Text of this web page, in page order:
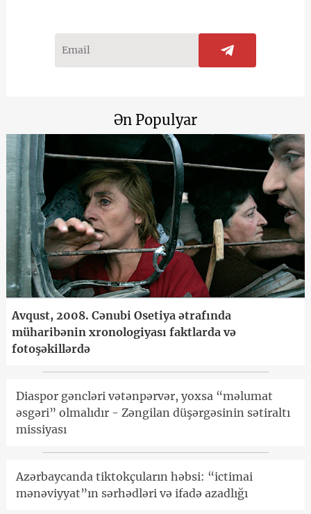
Ən Populyar
Avqust, 2008. Cənubi Osetiya ətrafında
müharibənin xronologiyası faktlarda və
fotoşəkillərdə
Diaspor gəncləri vətənpərvər, yoxsa “məlumat
əsgəri” olmalıdır - Zəngilan düşərgəsinin sətiraltı
missiyası
Azərbaycanda tiktokçuların həbsi: “ictimai
mənəviyyat”ın sərhədləri və ifadə azadlığı